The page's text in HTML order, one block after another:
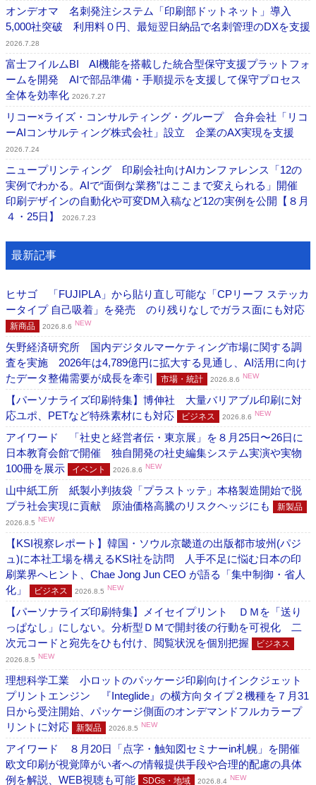
オンデオマ 名刺発注システム「印刷部ドットネット」導入
5,000社突破 利用料０円、最短翌日納品で名刺管理のDXを支援
2026.7.28
富士フイルムBI AI機能を搭載した統合型保守支援プラットフォ
ームを開発 AIで部品準備・手順提示を支援して保守プロセス
全体を効率化 2026.7.27
リコー×ライズ・コンサルティング・グループ 合弁会社「リコ
ーAIコンサルティング株式会社」設立 企業のAX実現を支援
2026.7.24
ニュープリンティング 印刷会社向けAIカンファレンス「12の
実例でわかる。AIで“面倒な業務”はここまで変えられる」開催
印刷デザインの自動化や可変DM入稿など12の実例を公開【８月
４・25日】
2026.7.23
最新記事
ヒサゴ 「FUJIPLA」から貼り直し可能な「CPリーフ ステッカ
ータイプ 自己吸着」を発売 のり残りなしでガラス面にも対応
新商品 2026.8.6 NEW
矢野経済研究所 国内デジタルマーケティング市場に関する調
査を実施 2026年は4,789億円に拡大する見通し、AI活用に向け
たデータ整備需要が成長を牽引
市場・統計 2026.8.6 NEW
【パーソナライズ印刷特集】博伸社 大量バリアブル印刷に対
応ユポ、PETなど特殊素材にも対応
ビジネス 2026.8.6 NEW
アイワード 「社史と経営者伝・東京展」を８月25日〜26日に
日本教育会館で開催 独自開発の社史編集システム実演や実物
100冊を展示
イベント 2026.8.6 NEW
山中紙工所 紙製小判抜袋「プラストッテ」本格製造開始で脱
プラ社会実現に貢献 原油価格高騰のリスクヘッジにも
新製品
2026.8.5 NEW
【KSI視察レポート】韓国・ソウル京畿道の出版都市坡州(パジ
ュ)に本社工場を構えるKSI社を訪問 人手不足に悩む日本の印
刷業界へヒント、Chae Jong Jun CEO が語る「集中制御・省人
化」
ビジネス 2026.8.5 NEW
【パーソナライズ印刷特集】メイセイプリント ＤＭを「送り
っぱなし」にしない。分析型ＤＭで開封後の行動を可視化 二
次元コードと宛先をひも付け、閲覧状況を個別把握
ビジネス
2026.8.5 NEW
理想科学工業 小ロットのパッケージ印刷向けインクジェット
プリントエンジン 『Integlide』の横方向タイプ２機種を７月31
日から受注開始、パッケージ側面のオンデマンドフルカラープ
リントに対応
新製品 2026.8.5 NEW
アイワード ８月20日「点字・触知図セミナーin札幌」を開催
欧文印刷が視覚障がい者への情報提供手段や合理的配慮の具体
例を解説、WEB視聴も可能
SDGs・地域 2026.8.4 NEW